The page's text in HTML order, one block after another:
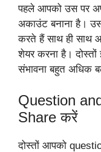
पहले आपको उस पर
अकाउंट बनाना है।
करते हैं साथ ही
शेयर करना है।
संभावना बहुत अधिक
Question
Share करें
दोस्तों आपको